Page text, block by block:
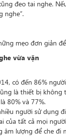
đeo tai nghe.
nghe”.
mẹo đơn giản
vừa vặn
có đến 86%
là thiết bị
80% và 77%.
người sử dụng
của tất cả mọi
âm lượng để che đi